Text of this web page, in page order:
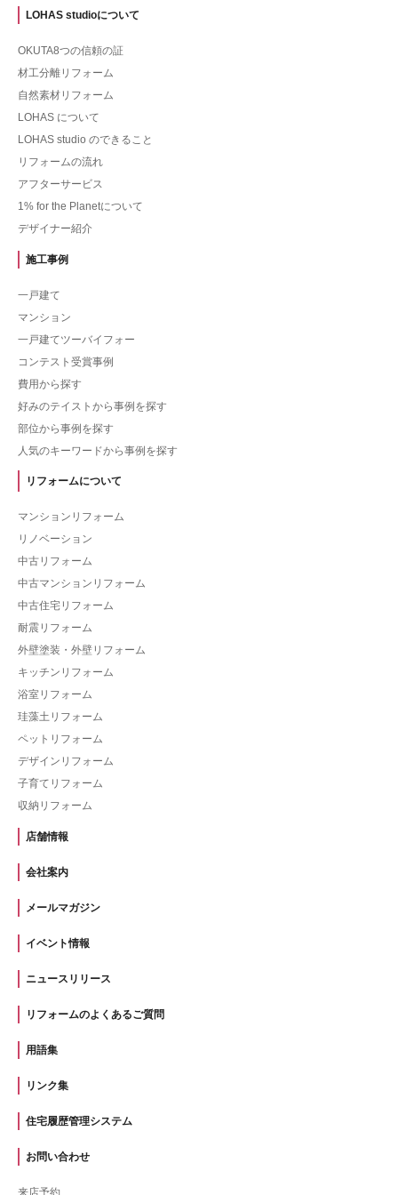
LOHAS studioについて
OKUTA8つの信頼の証
材工分離リフォーム
自然素材リフォーム
LOHAS について
LOHAS studio のできること
リフォームの流れ
アフターサービス
1% for the Planetについて
デザイナー紹介
施工事例
一戸建て
マンション
一戸建てツーバイフォー
コンテスト受賞事例
費用から探す
好みのテイストから事例を探す
部位から事例を探す
人気のキーワードから事例を探す
リフォームについて
マンションリフォーム
リノベーション
中古リフォーム
中古マンションリフォーム
中古住宅リフォーム
耐震リフォーム
外壁塗装・外壁リフォーム
キッチンリフォーム
浴室リフォーム
珪藻土リフォーム
ペットリフォーム
デザインリフォーム
子育てリフォーム
収納リフォーム
店舗情報
会社案内
メールマガジン
イベント情報
ニュースリリース
リフォームのよくあるご質問
用語集
リンク集
住宅履歴管理システム
お問い合わせ